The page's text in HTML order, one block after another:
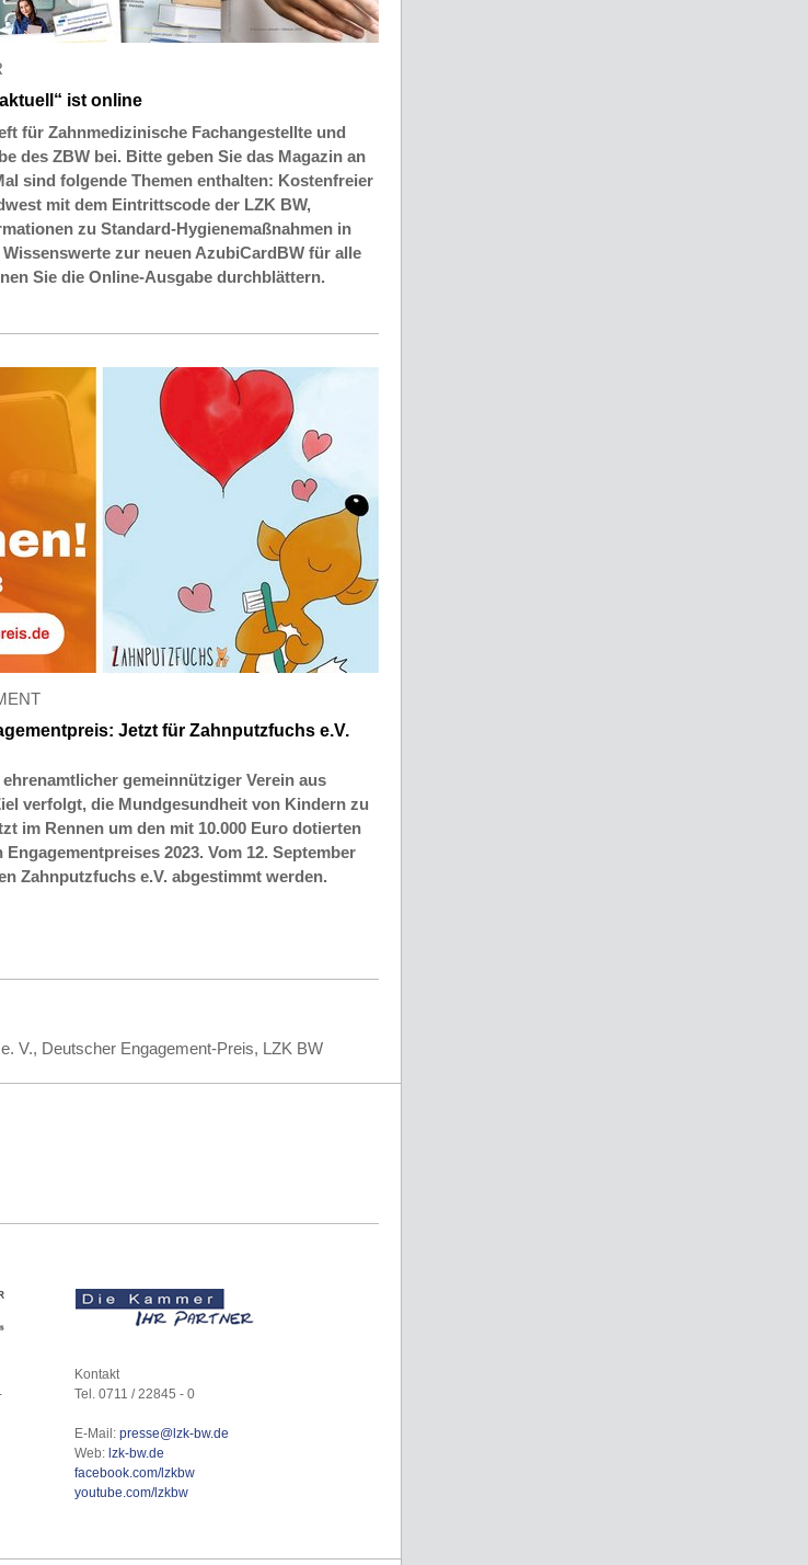
ist online
für Zahnmedizinische Fachangestellte und
des ZBW bei. Bitte geben Sie das Magazin an
sind folgende Themen enthalten: Kostenfreier
mit dem Eintrittscode der LZK BW,
zu Standard-Hygienemaßnahmen in
zur neuen AzubiCardBW für alle
Sie die Online-Ausgabe durchblättern.
Jetzt für Zahnputzfuchs e.V.
gemeinnütziger Verein aus
verfolgt, die Mundgesundheit von Kindern zu
im Rennen um den mit 10.000 Euro dotierten
2023. Vom 12. September
Zahnputzfuchs e.V. abgestimmt werden.
V., Deutscher Engagement-Preis, LZK BW
Kontakt
Tel. 0711 / 22845 - 0
E-Mail: presse@lzk-bw.de
Web: lzk-bw.de
facebook.com/lzkbw
youtube.com/lzkbw